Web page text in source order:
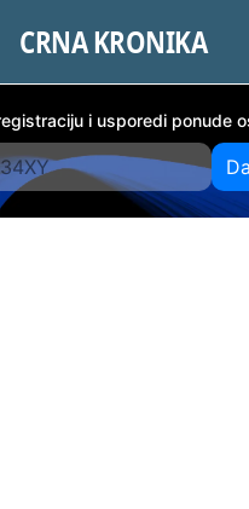
CRNA KRONIKA
i usporedi ponude